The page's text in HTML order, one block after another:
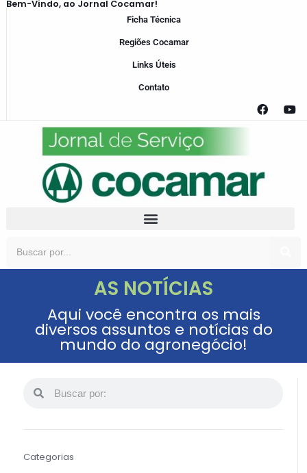
Bem-Vindo, ao Jornal Cocamar!
Ficha Técnica
Regiões Cocamar
Links Úteis
Contato
AS NOTÍCIAS
Aqui você encontra os mais
diversos assuntos e notícias do
mundo do agronegócio!
Categorias